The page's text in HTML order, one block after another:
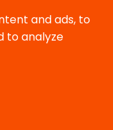
and ads, to
to analyze